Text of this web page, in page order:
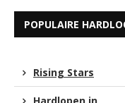
POPULAIRE
Rising Stars